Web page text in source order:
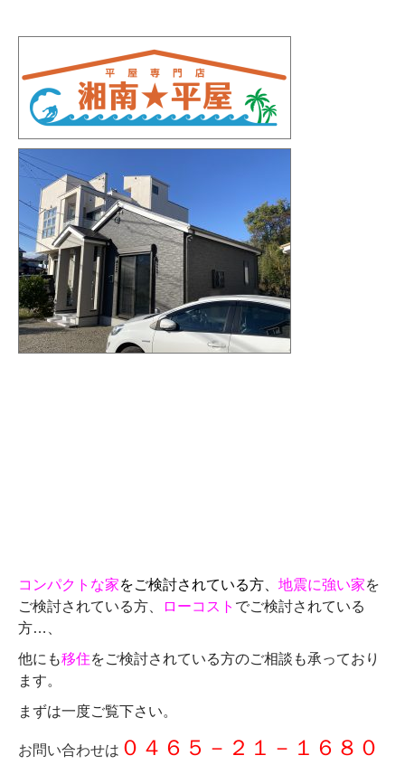
コンパクトな家をご検討されている方、 地震に強い家を
ご検討されている方、
ローコスト でご検討されている
方…、
他にも移住をご検討されている方のご相談も承っており
ます。
まずは一度ご覧下さい。
お問い合わせは ０４６５－２１－１６８０